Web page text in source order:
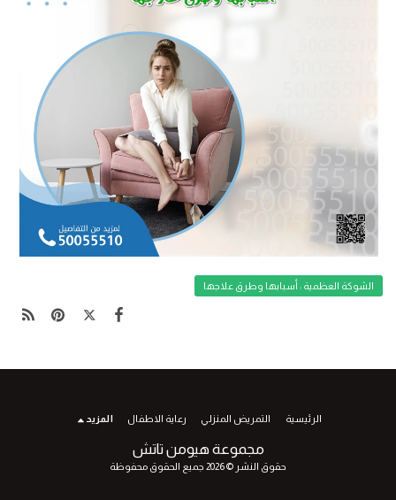
الشوكة العظمية : أسبابها وطرق علاجها
مجموعة هيومن تاتش
حقوق النشر © 2026 جميع الحقوق محفوظة
الرئيسية التمريض المنزلي رعاية الاطفال المزيد